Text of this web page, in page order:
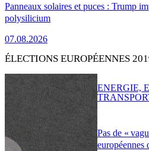
Panneaux solaires et puces : Trump
polysilicium
07.08.2026
ÉLECTIONS EUROPÉENNES
Pas de «
européennes
ENERGIE,